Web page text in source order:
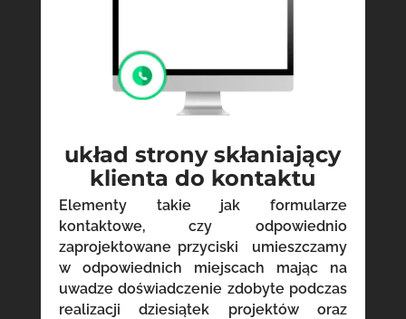
układ strony skłaniający
klienta do kontaktu
Elementy takie jak formularze
kontaktowe, czy odpowiednio
zaprojektowane przyciski umieszczamy
w odpowiednich miejscach mając na
uwadze doświadczenie zdobyte podczas
realizacji dziesiątek projektów oraz